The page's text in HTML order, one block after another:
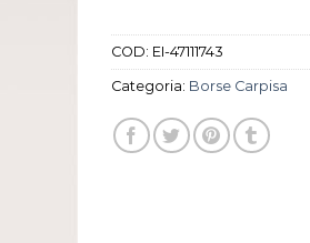
COD: EI-47111743
Categoria: Borse Carpisa